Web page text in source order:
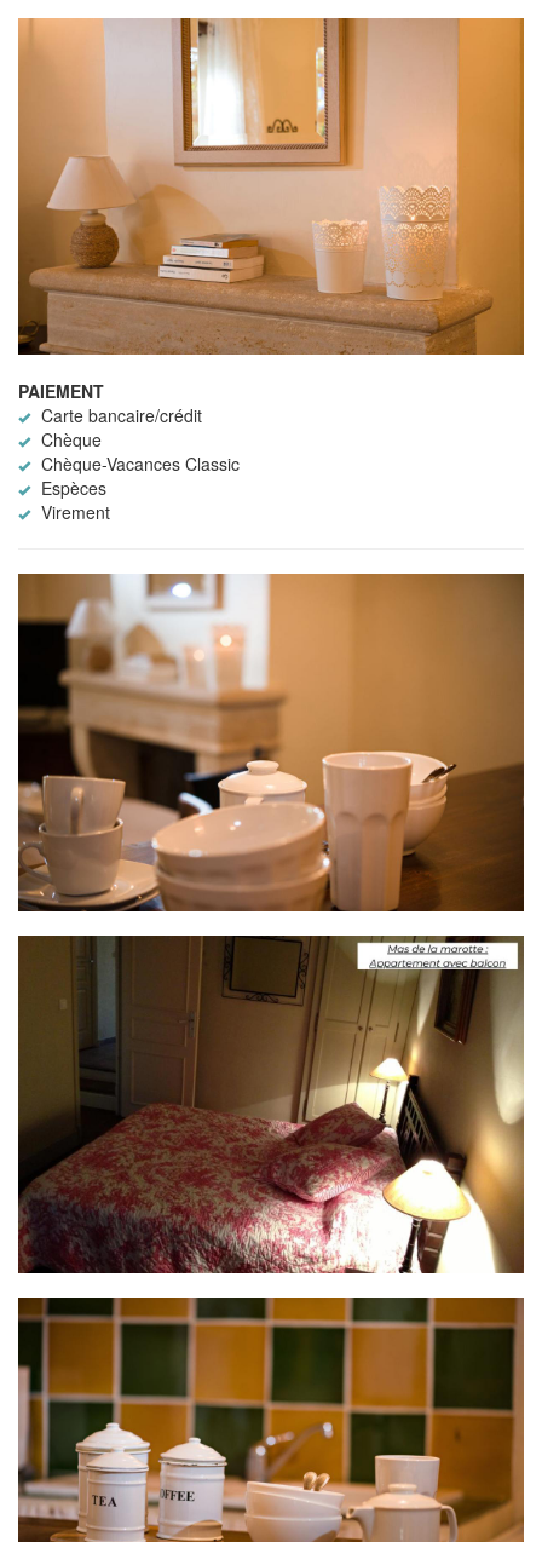
PAIEMENT
Carte bancaire/crédit
Chèque
Chèque-Vacances Classic
Espèces
Virement